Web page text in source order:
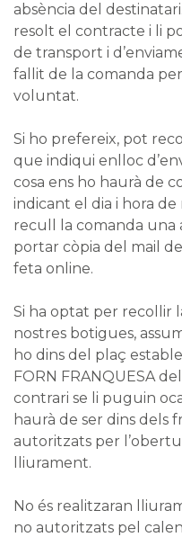
absència del
resolt el contracte i li
de transport i
fallit de la comanda
voluntat.
Si ho prefereix, pot
que indiqui enlloc
cosa ens ho haurà de
indicant el dia i hora de
recull la comanda una
portar còpia del mail
feta online.
Si ha optat per recollir
nostres botigues,
ho dins del plaç
FORN FRANQUESA
contrari se li puguin
haurà de ser dins dels
autoritzats per
lliurament.
No és realitzaran
no autoritzats pel